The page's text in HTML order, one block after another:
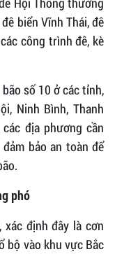
biển Vĩnh Thái, đê
công trình đê, kè
số 10 ở các tỉnh,
Ninh Bình, Thanh
các địa phương cần
bảo an toàn để
phó
định đây là cơn
bộ vào khu vực Bắc